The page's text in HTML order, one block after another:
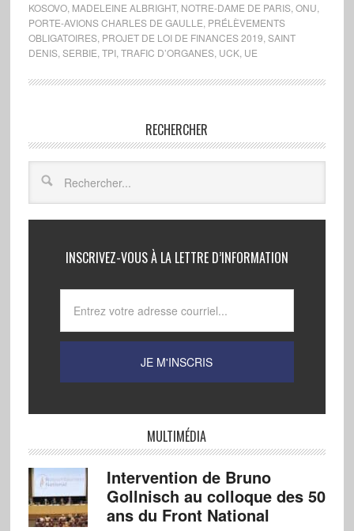
KOSOVO, MADELEINE ALBRIGHT, NOTRE-DAME DE PARIS, ONU
PORTE-AVIONS CHARLES DE GAULLE PRÉLÈVEMENTS
OBLIGATOIRES, PROJET DE LOI DE FINANCES 2019 SAINT
DENIS, SERBIE TPI, TRAFIC D’ORGANES, UCK, UE
RECHERCHER
INSCRIVEZ-VOUS À LA LETTRE D’INFORMATION
MULTIMÉDIA
Intervention de Bruno
Gollnisch au colloque des 50
ans du Front National